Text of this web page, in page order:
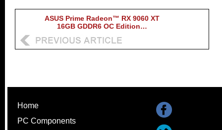
ASUS Prime Radeon™ RX 9060 XT
16GB GDDR6 OC Edition…
Home
PC Components